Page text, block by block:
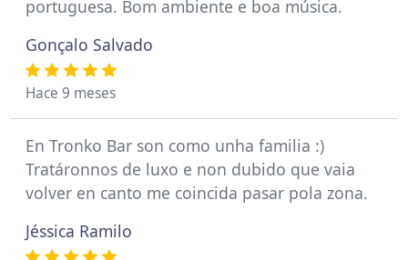
portuguesa. Bom ambiente e boa música.
Gonçalo Salvado
Hace 9 meses
En Tronko Bar son como unha familia :)
Tratáronnos de luxo e non dubido que vaia
volver en canto me coincida pasar pola zona.
Jéssica Ramilo